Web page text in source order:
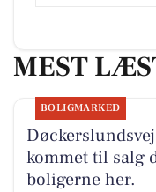
MEST
BOLIGMARKED
kommet til salg
boligerne her.